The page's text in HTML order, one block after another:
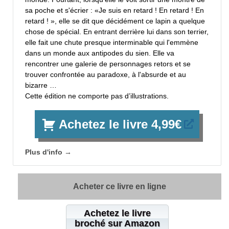
sa poche et s'écrier : «Je suis en retard ! En retard ! En
retard ! », elle se dit que décidément ce lapin a quelque
chose de spécial. En entrant derrière lui dans son terrier,
elle fait une chute presque interminable qui l'emmène
dans un monde aux antipodes du sien. Elle va
rencontrer une galerie de personnages retors et se
trouver confrontée au paradoxe, à l'absurde et au
bizarre …
Cette édition ne comporte pas d’illustrations.
Achetez le livre 4,99€
Plus d'info →
Acheter ce livre en ligne
Achetez le livre
broché sur Amazon